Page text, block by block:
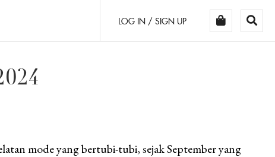
LOG IN / SIGN UP
mode yang bertubi-tubi, sejak September yang